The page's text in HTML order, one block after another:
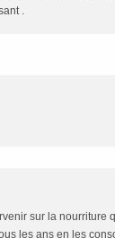
.
sur la nourriture
les ans en les